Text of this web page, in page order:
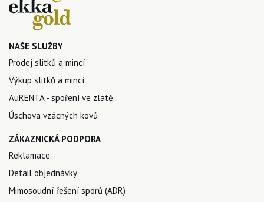
NAŠE SLUŽBY
Prodej slitků a mincí
Výkup slitků a mincí
AuRENTA - spoření ve zlatě
Úschova vzácných kovů
ZÁKAZNICKÁ PODPORA
Reklamace
Detail objednávky
Mimosoudní řešení sporů (ADR)